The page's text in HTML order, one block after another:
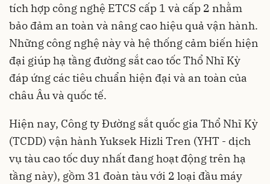
tích hợp công nghệ ETCS cấp 1 và cấp 2 nhằm
bảo đảm an toàn và nâng cao hiệu quả vận hành.
Những công nghệ này và hệ thống cảm biến hiện
đại giúp hạ tầng đường sắt cao tốc Thổ Nhĩ Kỳ
đáp ứng các tiêu chuẩn hiện đại và an toàn của
châu Âu và quốc tế.
Hiện nay, Công ty Đường sắt quốc gia Thổ Nhĩ Kỳ
(TCDD) vận hành Yuksek Hizli Tren (YHT - dịch
vụ tàu cao tốc duy nhất đang hoạt động trên hạ
tầng này), gồm 31 đoàn tàu với 2 loại đầu máy